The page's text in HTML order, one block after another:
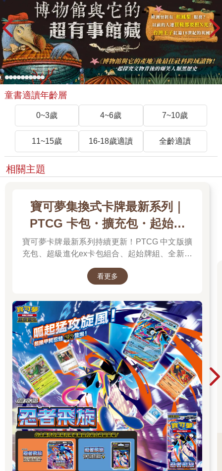
童書適讀年齡層
0~3歲 4~6歲 7~10歲
11~15歲 16-18歲適讀 全齡適讀
相關主題
寶可夢集換式卡牌最新系列｜
PTCG 卡包・擴充包・起始牌
組．最新卡牌＆組合一次看
寶可夢卡牌最新系列持續更新！PTCG 中文版擴
充包、超級進化ex卡包組合、起始牌組、全新周
看更多